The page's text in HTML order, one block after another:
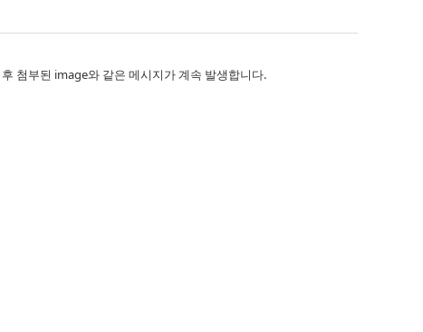
첨부된 image와 같은 메시지가 계속 발생합니다.